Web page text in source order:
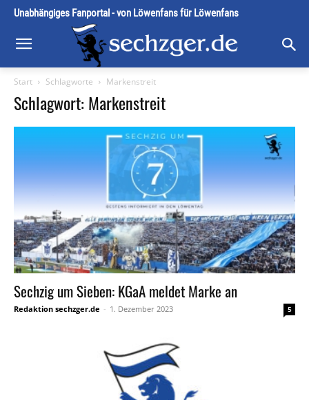
Unabhängiges Fanportal - von Löwenfans für Löwenfans
Start Schlagworte Markenstreit
Schlagwort: Markenstreit
Sechzig um Sieben: KGaA meldet Marke an
Redaktion sechzger.de - 1. Dezember 2023 5